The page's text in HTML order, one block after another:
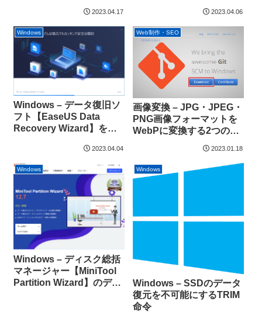
2023.04.17 2023.04.06
Windows
Windows – データ復旧ソ
フト【EaseUS Data
Recovery Wizard】を
2023.04.04
Web制作・SEO
画像変換 – JPG・JPEG・
PNG画像フォーマットを
WebPに変換する2つの方
2023.01.18
Windows
Windows – ディスク総括
マネージャー【MiniTool
Partition Wizard】のデー
Windows
Windows – SSDのデータ
復元を不可能にするTRIM
命令